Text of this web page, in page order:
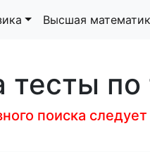
Высшая
тесты
поиска